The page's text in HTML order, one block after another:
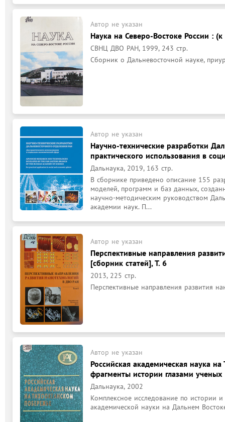
Автор не указан
Наука на Северо-Востоке России :
СВНЦ ДВО РАН, 1999, 243 стр.
Сборник о Дальневосточной науке,
Автор не указан
Научно-технические разработки
практического использования в
Дальнаука, 2019, 163 стр.
В сборнике приведено описание 155
моделей, программ и баз данных,
научно-­методическим руководством
академии наук. П...
Автор не указан
Перспективные направления
[сборник статей], Т. 6
2013, 225 стр.
Перспективные направления развития
Автор не указан
Российская академическая наука
фрагменты истории глазами ученых
Дальнаука, 2002
Комплексное исследование по истории
академической науки на Дальнем